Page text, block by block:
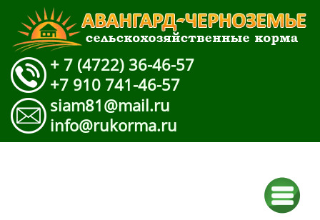
+ 7 (4722) 36-46-57
+7 910 741-46-57
siam81@mail.ru
info@rukorma.ru